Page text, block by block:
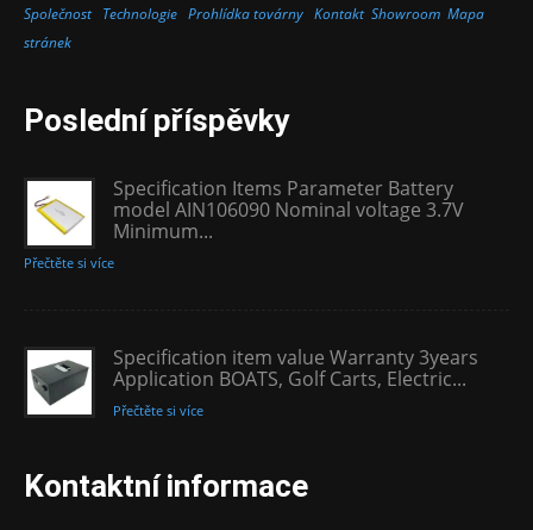
Společnost Technologie Prohlídka továrny Kontakt Showroom Mapa
stránek
Poslední příspěvky
Specification Items Parameter Battery
model AIN106090 Nominal voltage 3.7V
Minimum...
Přečtěte si více
Specification item value Warranty 3years
Application BOATS, Golf Carts, Electric...
Přečtěte si více
Kontaktní informace